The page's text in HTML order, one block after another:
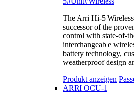
The Arri Hi-5
successor of the
control with state-of-
interchangeable
battery technology,
weatherproof design
Produkt anzeigen
ARRI OCU-1